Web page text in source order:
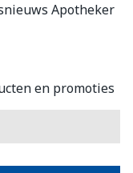
Apotheker
en promoties